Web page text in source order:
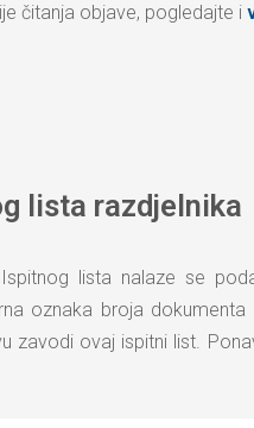
čitanja objave, pogledajte i
lista razdjelnika
lista nalaze se
oznaka broja
zavodi ovaj ispitni list.